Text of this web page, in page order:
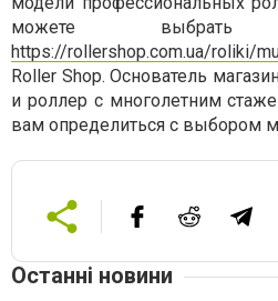
можете
https://rollershop.com.ua/roliki/
Roller Shop. Основатель
и роллер с многолетним
вам определиться с выбором
Останні новини